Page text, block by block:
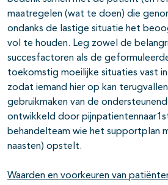
maatregelen (wat te doen) die
ondanks de lastige situatie het
vol te houden. Leg zowel de
succesfactoren als de
toekomstig moeilijke situaties vast
zodat iemand hier op kan
gebruikmaken van de
ontwikkeld door
behandelteam wie het supportplan
naasten) opstelt.
Waarden en voorkeuren van